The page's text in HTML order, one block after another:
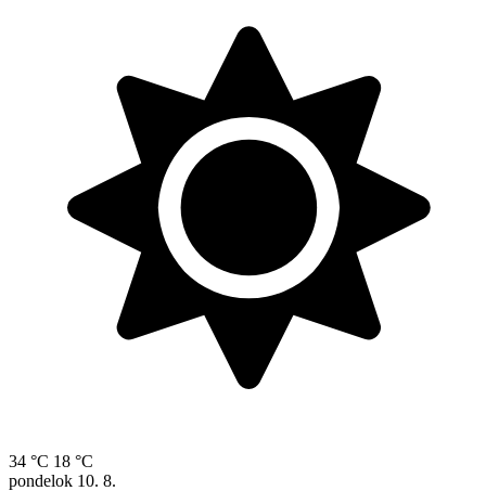
34 °C 18 °C
pondelok 10. 8.